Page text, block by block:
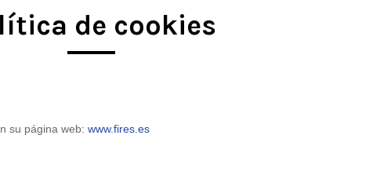
de cookies
su página web: www.fires.es